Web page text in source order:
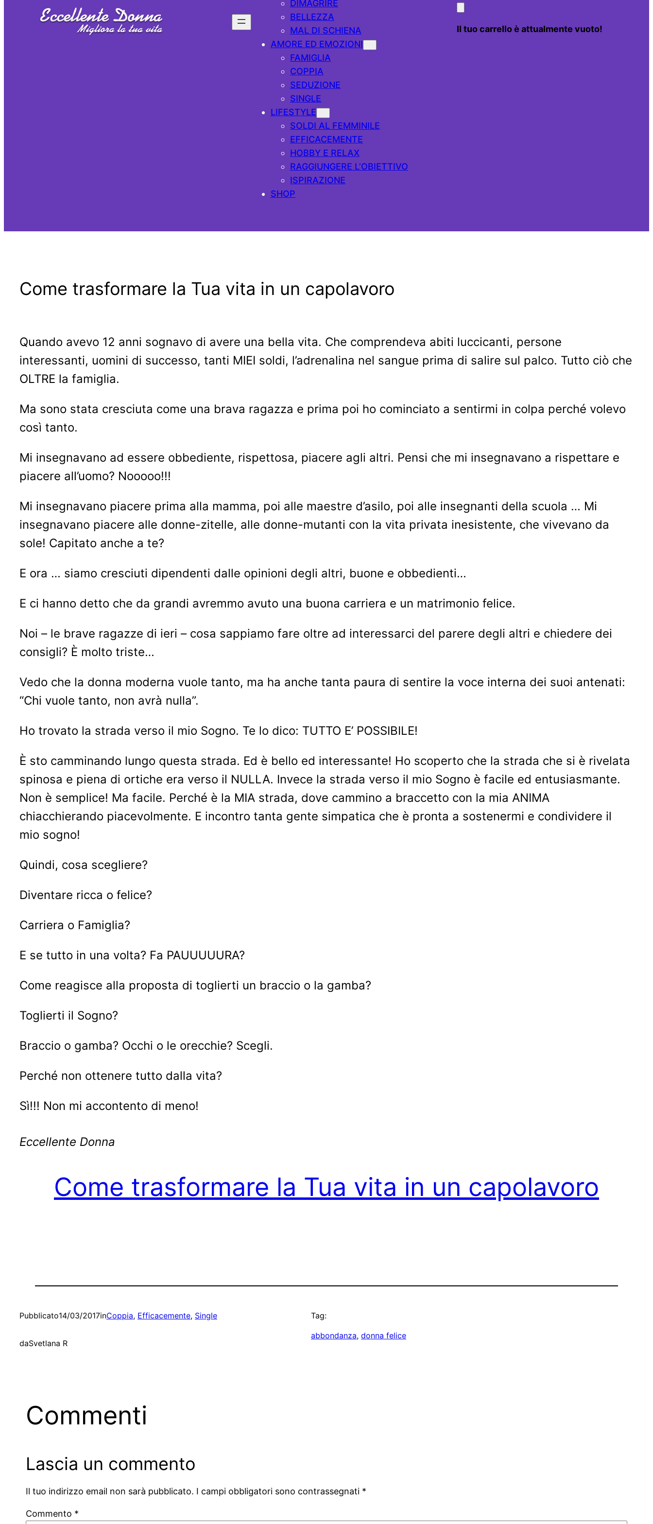
DIMAGRIRE
BELLEZZA
MAL DI SCHIENA
AMORE ED EMOZIONI
FAMIGLIA
COPPIA
SEDUZIONE
SINGLE
LIFESTYLE
SOLDI AL FEMMINILE
EFFICACEMENTE
HOBBY E RELAX
RAGGIUNGERE L’OBIETTIVO
ISPIRAZIONE
SHOP
Il tuo carrello è attualmente vuoto!
Come trasformare la Tua vita in un capolavoro
Quando avevo 12 anni sognavo di avere una bella vita. Che comprendeva abiti luccicanti, persone
interessanti, uomini di successo, tanti MIEI soldi, l’adrenalina nel sangue prima di salire sul palco. Tutto ciò che
OLTRE la famiglia.
Ma sono stata cresciuta come una brava ragazza e prima poi ho cominciato a sentirmi in colpa perché volevo
così tanto.
Mi insegnavano ad essere obbediente, rispettosa, piacere agli altri. Pensi che mi insegnavano a rispettare e
piacere all’uomo? Nooooo!!!
Mi insegnavano piacere prima alla mamma, poi alle maestre d’asilo, poi alle insegnanti della scuola … Mi
insegnavano piacere alle donne-zitelle, alle donne-mutanti con la vita privata inesistente, che vivevano da
sole! Capitato anche a te?
E ora … siamo cresciuti dipendenti dalle opinioni degli altri, buone e obbedienti…
E ci hanno detto che da grandi avremmo avuto una buona carriera e un matrimonio felice.
Noi – le brave ragazze di ieri – cosa sappiamo fare oltre ad interessarci del parere degli altri e chiedere dei
consigli? È molto triste…
Vedo che la donna moderna vuole tanto, ma ha anche tanta paura di sentire la voce interna dei suoi antenati:
“Chi vuole tanto, non avrà nulla”.
Ho trovato la strada verso il mio Sogno. Te lo dico: TUTTO E’ POSSIBILE!
È sto camminando lungo questa strada. Ed è bello ed interessante! Ho scoperto che la strada che si è rivelata
spinosa e piena di ortiche era verso il NULLA. Invece la strada verso il mio Sogno è facile ed entusiasmante.
Non è semplice! Ma facile. Perché è la MIA strada, dove cammino a braccetto con la mia ANIMA
chiacchierando piacevolmente. E incontro tanta gente simpatica che è pronta a sostenermi e condividere il
mio sogno!
Quindi, cosa scegliere?
Diventare ricca o felice?
Carriera o Famiglia?
E se tutto in una volta? Fa PAUUUUURA?
Come reagisce alla proposta di toglierti un braccio o la gamba?
Toglierti il Sogno?
Braccio o gamba? Occhi o le orecchie? Scegli.
Perché non ottenere tutto dalla vita?
Sì!!! Non mi accontento di meno!
Eccellente Donna
Come trasformare la Tua vita in un capolavoro
Pubblicato14/03/2017inCoppia, Efficacemente, Single
daSvetlana R
Tag:
abbondanza, donna felice
Commenti
Lascia un commento
Il tuo indirizzo email non sarà pubblicato. I campi obbligatori sono contrassegnati *
Commento *